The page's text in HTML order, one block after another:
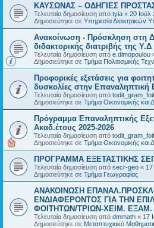
ΚΑΥΣΩΝΑΣ – ΟΔΗΓΙΕΣ
Τελευταία δημοσίευση από tyia « 20 Ιούλ
Δημοσιεύτηκε σε Υπηρεσία Διοικητικών
Ανακοίνωση - Πρόσκληση στη
διδακτορικής διατριβής της
Τελευταία δημοσίευση από e.dimopoulou
Δημοσιεύτηκε σε Τμήμα Πολιτισμικής
Προφορικές εξετάσεις για
δυσκολίες στην Επαναληπτική
Τελευταία δημοσίευση από todit_gram_foit
Δημοσιεύτηκε σε Τμήμα Οικονομικής και
Πρόγραμμα Επαναληπτικής
Ακαδ.έτους 2025-2026
Τελευταία δημοσίευση από todit_gram_foit
Δημοσιεύτηκε σε Τμήμα Οικονομικής και
ΠΡΟΓΡΑΜΜΑ ΕΞΕΤΑΣΤΙΚΗΣ
Τελευταία δημοσίευση από secr-geo «
Δημοσιεύτηκε σε Τμήμα Γεωγραφίας
ΑΝΑΚΟΙΝΩΣΗ
ΕΝΔΙΑΦΕΡΟΝΤΟΣ ΓΙΑ ΤΗΝ
ΦΟΙΤΗΤΩΝ/ΤΡΙΩΝ-ΧΕΙΜ. ΕΞΑΜ.
Τελευταία δημοσίευση από dmmath « 17
Δημοσιεύτηκε σε Μεταπτυχιακό